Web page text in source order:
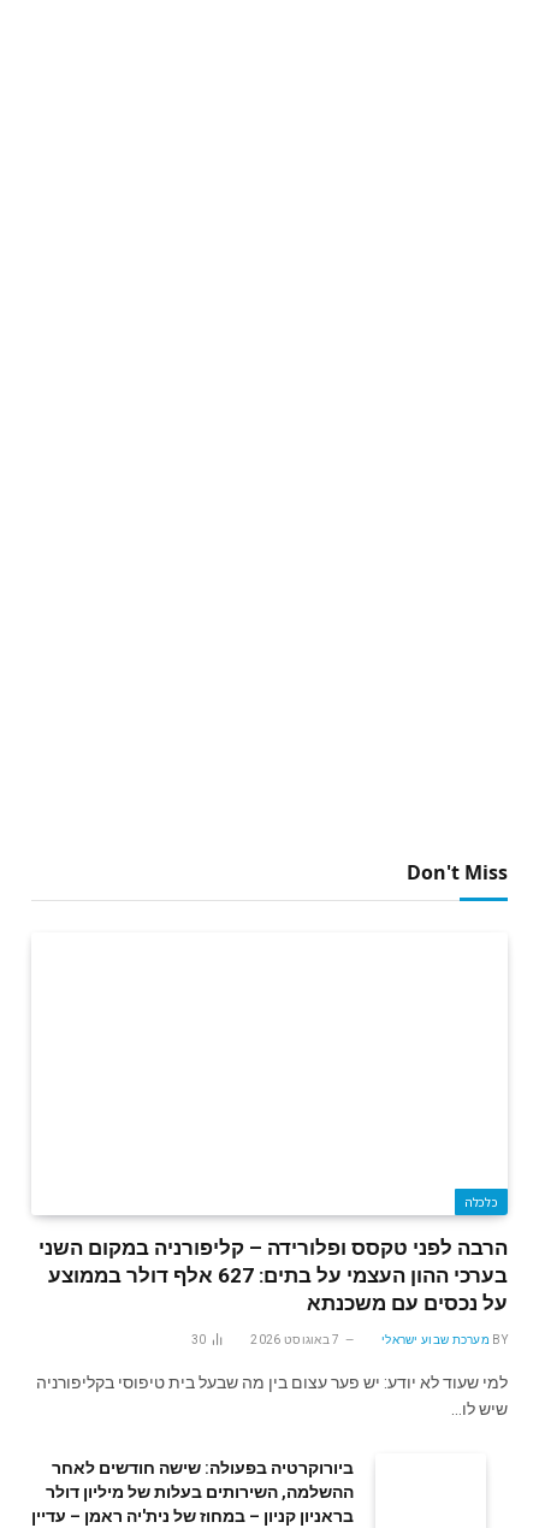
Don't Miss
כלכלה
הרבה לפני טקסס ופלורידה – קליפורניה במקום השני
בערכי ההון העצמי על בתים: 627 אלף דולר בממוצע
על נכסים עם משכנתא
BY מערכת שבוע ישראלי 7 באוגוסט 2026 30
למי שעוד לא יודע: יש פער עצום בין מה שבעל בית טיפוסי בקליפורניה
שיש לו…
ביורוקרטיה בפעולה: שישה חודשים לאחר
ההשלמה, השירותים בעלות של מיליון דולר
בראניון קניון – במחוז של נית'יה ראמן – עדיין